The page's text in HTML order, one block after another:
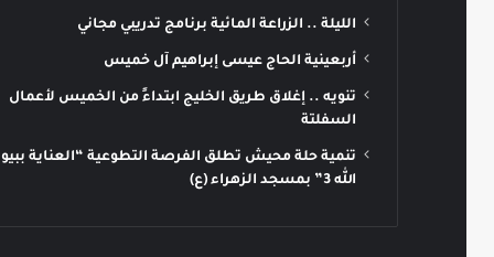
الليلة .. الزراعة المائية برنامج تدريبي مجاني
أربعينية الحاج عيسى إبراهيم آل خميس
تنويه .. إغلاق طريق الخليج ابتداءً من الخميس لأعمال
السفلتة
تنمية حلة محيش تطلق الفرصة التطوعية “العناية
الله 3” بمسجد الزهراء (ع)